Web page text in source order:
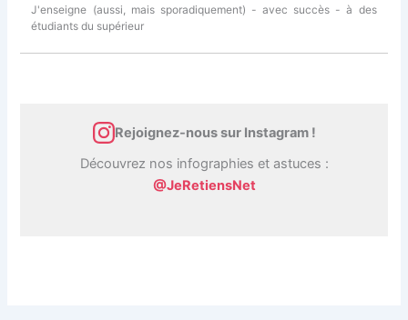
J'enseigne (aussi, mais sporadiquement) - avec succès - à des
étudiants du supérieur
Rejoignez-nous sur Instagram !
Découvrez nos infographies et astuces :
@JeRetiensNet